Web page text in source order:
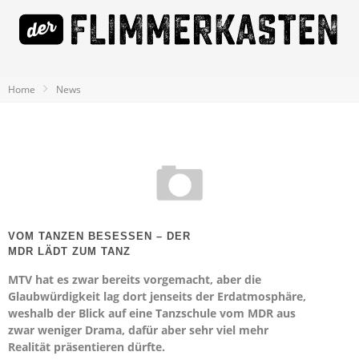
Home News
VOM TANZEN BESESSEN – DER
MDR LÄDT ZUM TANZ
MTV hat es zwar bereits vorgemacht, aber die
Glaubwürdigkeit lag dort jenseits der Erdatmosphäre,
weshalb der Blick auf eine Tanzschule vom MDR aus
zwar weniger Drama, dafür aber sehr viel mehr
Realität präsentieren dürfte.